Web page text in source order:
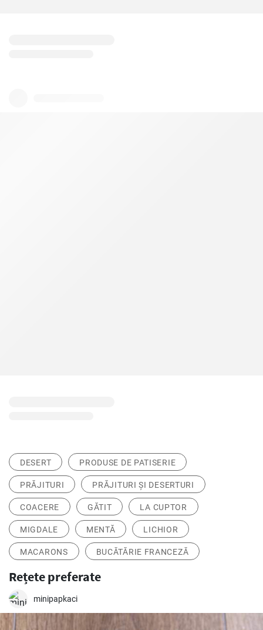
DESERT PRODUSE DE PATISERIE
PRĂJITURI PRĂJITURI ȘI DESERTURI
COACERE GĂTIT LA CUPTOR
MIGDALE MENTĂ LICHIOR
MACARONS BUCĂTĂRIE FRANCEZĂ
Rețete preferate
minipapkaci